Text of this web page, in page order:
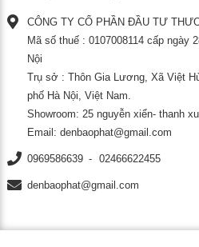
CÔNG TY CỔ PHẦN ĐẦU TƯ
Mã số thuế : 0107008114 cấp ngày
Nội
Trụ sở : Thôn Gia Lương, Xã Việt
phố Hà Nội, Việt Nam.
Showroom: 25 nguyễn xiển- thanh
Email: denbaophat@gmail.com
0969586639 02466622455
denbaophat@gmail.com